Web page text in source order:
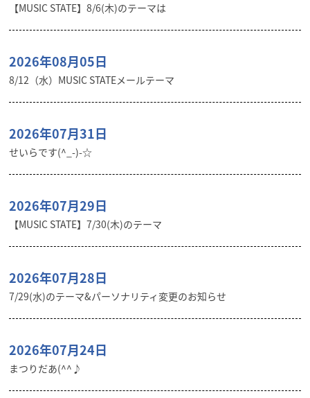
【MUSIC STATE】8/6(木)のテーマは
2026年08月05日
8/12（水）MUSIC STATEメールテーマ
2026年07月31日
せいらです(^_-)-☆
2026年07月29日
【MUSIC STATE】7/30(木)のテーマ
2026年07月28日
7/29(水)のテーマ&パーソナリティ変更のお知らせ
2026年07月24日
まつりだあ(^^♪